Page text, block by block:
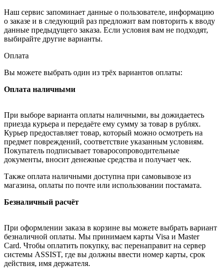
Наш сервис запоминает данные о пользователе, информацию
о заказе и в следующий раз предложит вам повторить к вводу
данные предыдущего заказа. Если условия вам не подходят,
выбирайте другие варианты.
Оплата
Вы можете выбрать один из трёх вариантов оплаты:
Оплата наличными
При выборе варианта оплаты наличными, вы дожидаетесь
приезда курьера и передаёте ему сумму за товар в рублях.
Курьер предоставляет товар, который можно осмотреть на
предмет повреждений, соответствие указанным условиям.
Покупатель подписывает товаросопроводительные
документы, вносит денежные средства и получает чек.
Также оплата наличными доступна при самовывозе из
магазина, оплаты по почте или использовании постамата.
Безналичный расчёт
При оформлении заказа в корзине вы можете выбрать вариант
безналичной оплаты. Мы принимаем карты Visa и Master
Card. Чтобы оплатить покупку, вас перенаправит на сервер
системы ASSIST, где вы должны ввести номер карты, срок
действия, имя держателя.